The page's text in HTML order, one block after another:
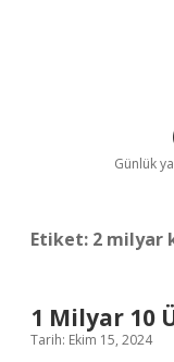
Günlük
Etiket: 2 milyar
1 Milyar 10
Tarih: Ekim 15, 2024